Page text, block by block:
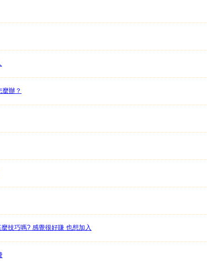
辦？
技巧嗎? 感覺很好賺 也想加入